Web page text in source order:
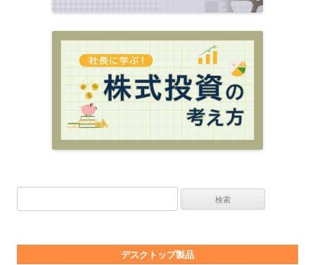
デスクトップ製品